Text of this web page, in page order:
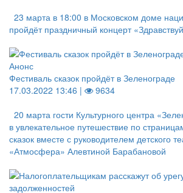
23 марта в 18:00 в Московском доме
пройдёт праздничный концерт
Анонс
Фестиваль сказок пройдёт в Зеленограде
17.03.2022 13:46 |
9634
20 марта гости Культурного центра
в увлекательное путешествие по
сказок вместе с руководителем детского
«Атмосфера» Алевтиной Барабановой